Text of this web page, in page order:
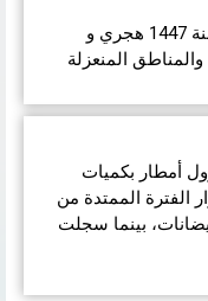
في مايلي إمساكيات شهر رمضان المعظم لسنة 1447 هجري و
المنعزلة
الجوّي خلال شهر جانفي 2026 بنزول أمطار بكميات
الفترة الممتدة من
حدوث فيضانات، بينما سجلت